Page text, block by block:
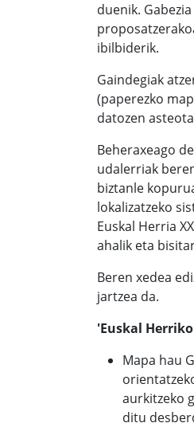
duenik.
ibilbiderik.
Gaindegiak
(paperezko
datozen
Beheraxeago
udalerriak
biztanle
lokalizatzeko
Euskal Herria
ahalik eta
Beren xedea
jartzea da.
'Euskal
Mapa hau
aurkitzeko
ditu